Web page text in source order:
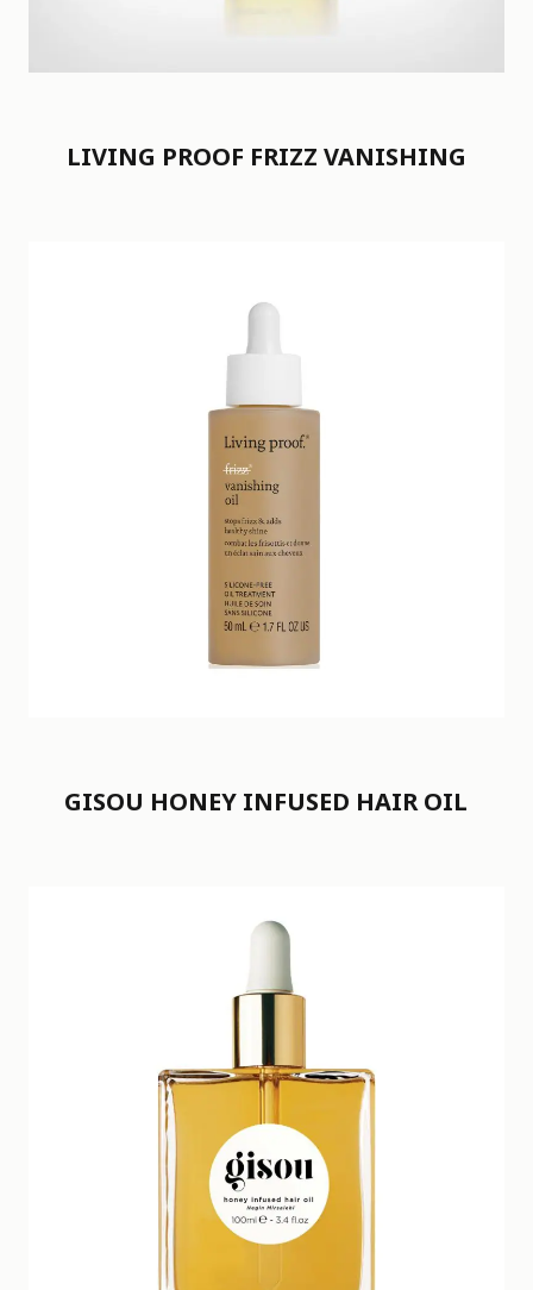
LIVING PROOF FRIZZ VANISHING
GISOU HONEY INFUSED HAIR OIL